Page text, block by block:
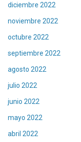
diciembre 2022
noviembre 2022
octubre 2022
septiembre 2022
agosto 2022
julio 2022
junio 2022
mayo 2022
abril 2022